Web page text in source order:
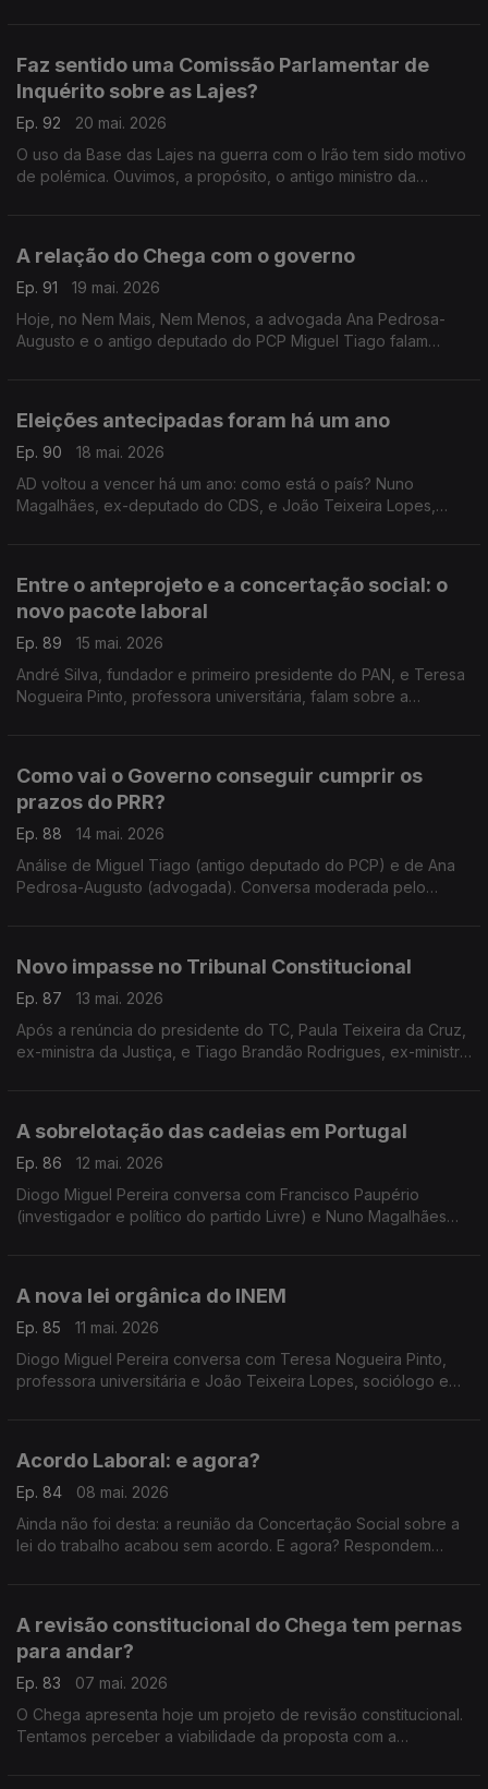
Faz sentido uma Comissão Parlamentar de
Inquérito sobre as Lajes?
Ep. 92
20 mai. 2026
O uso da Base das Lajes na guerra com o Irão tem sido motivo
de polémica. Ouvimos, a propósito, o antigo ministro da
A relação do Chega com o governo
Ep. 91
19 mai. 2026
Hoje, no Nem Mais, Nem Menos, a advogada Ana Pedrosa-
Augusto e o antigo deputado do PCP Miguel Tiago falam
Eleições antecipadas foram há um ano
Ep. 90
18 mai. 2026
AD voltou a vencer há um ano: como está o país? Nuno
Magalhães, ex-deputado do CDS, e João Teixeira Lopes,
Entre o anteprojeto e a concertação social: o
novo pacote laboral
Ep. 89
15 mai. 2026
André Silva, fundador e primeiro presidente do PAN, e Teresa
Nogueira Pinto, professora universitária, falam sobre a
Como vai o Governo conseguir cumprir os
prazos do PRR?
Ep. 88
14 mai. 2026
Análise de Miguel Tiago (antigo deputado do PCP) e de Ana
Pedrosa-Augusto (advogada). Conversa moderada pelo
Novo impasse no Tribunal Constitucional
Ep. 87
13 mai. 2026
Após a renúncia do presidente do TC, Paula Teixeira da Cruz,
ex-ministra da Justiça, e Tiago Brandão Rodrigues, ex-ministro
A sobrelotação das cadeias em Portugal
Ep. 86
12 mai. 2026
Diogo Miguel Pereira conversa com Francisco Paupério
(investigador e político do partido Livre) e Nuno Magalhães
A nova lei orgânica do INEM
Ep. 85
11 mai. 2026
Diogo Miguel Pereira conversa com Teresa Nogueira Pinto,
professora universitária e João Teixeira Lopes, sociólogo e
Acordo Laboral: e agora?
Ep. 84
08 mai. 2026
Ainda não foi desta: a reunião da Concertação Social sobre a
lei do trabalho acabou sem acordo. E agora? Respondem
A revisão constitucional do Chega tem pernas
para andar?
Ep. 83
07 mai. 2026
O Chega apresenta hoje um projeto de revisão constitucional.
Tentamos perceber a viabilidade da proposta com a